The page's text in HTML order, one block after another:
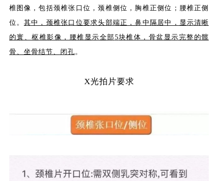
椎图像，包括颈椎张口位 ，颈椎侧位 ， 胸椎正侧位 ； 腰椎正侧
位 。其中，颈椎张口位要求头部端正，鼻中隔居中，显示清晰
的寰、枢椎影像，腰椎显示全部5块椎体，骨盆显示完整的髋
骨、坐骨结节、闭孔。
X光拍片要求